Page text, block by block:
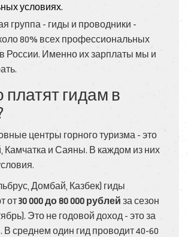
условиях.
группа - гиды и проводники -
80% всех профессиональных
России. Именно их зарплаты мы и
платят гидам в
центры горного туризма - это
Камчатка и Саяны. В каждом из них
Домбай, Казбек) гиды
от30 000 до 80 000 рублей за сезон
Это не годовой доход - это за
В среднем один гид проводит 40-60